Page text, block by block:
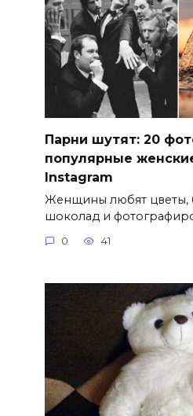
Парни шутят: 20
популярные
Instagram
Женщины любят цветы,
шоколад и
0 41